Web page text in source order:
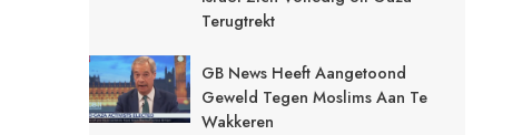
Terugtrekt
GB News Heeft Aangetoond
Geweld Tegen Moslims Aan Te
Wakkeren